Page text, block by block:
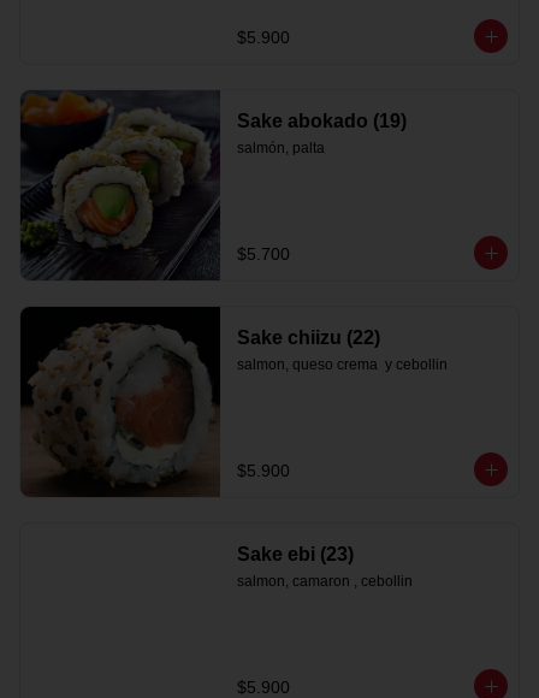
$5.900
Sake abokado (19)
salmón, palta
$5.700
Sake chiizu (22)
salmon, queso crema  y cebollin
$5.900
Sake ebi (23)
salmon, camaron , cebollin
$5.900